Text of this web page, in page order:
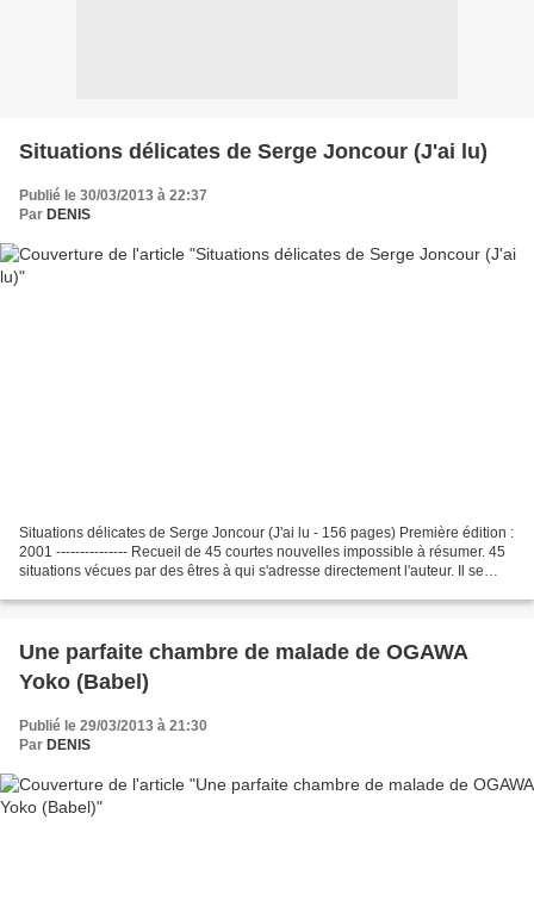
Situations délicates de Serge Joncour (J'ai lu)
Publié le 30/03/2013 à 22:37
Par DENIS
Situations délicates de Serge Joncour (J'ai lu - 156 pages) Première édition :
2001 --------------- Recueil de 45 courtes nouvelles impossible à résumer. 45
situations vécues par des êtres à qui s'adresse directement l'auteur. Il se
Une parfaite chambre de malade de OGAWA
Yoko (Babel)
Publié le 29/03/2013 à 21:30
Par DENIS